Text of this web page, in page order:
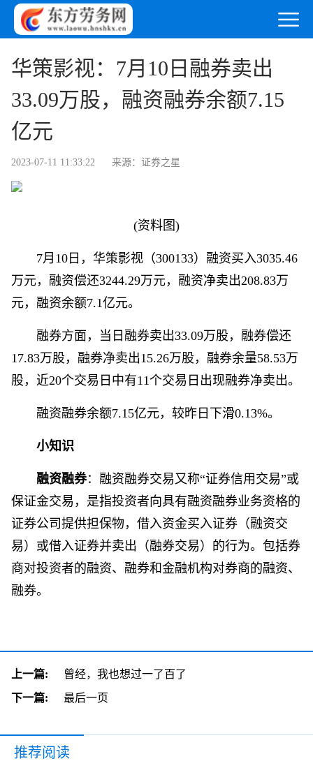
华策影视：7月10日融券卖出
33.09万股，融资融券余额7.15
亿元
2023-07-11 11:33:22 来源：证券之星
(资料图)
7月10日，华策影视（300133）融资买入3035.46
万元，融资偿还3244.29万元，融资净卖出208.83万
元，融资余额7.1亿元。
融券方面，当日融券卖出33.09万股，融券偿还
17.83万股，融券净卖出15.26万股，融券余量58.53万
股，近20个交易日中有11个交易日出现融券净卖出。
融资融券余额7.15亿元，较昨日下滑0.13%。
小知识
融资融券：融资融券交易又称“证券信用交易”或
保证金交易，是指投资者向具有融资融券业务资格的
证券公司提供担保物，借入资金买入证券（融资交
易）或借入证券并卖出（融券交易）的行为。包括券
商对投资者的融资、融券和金融机构对券商的融资、
融券。
上一篇:
曾经，我也想过一了百了
下一篇:
最后一页
推荐阅读